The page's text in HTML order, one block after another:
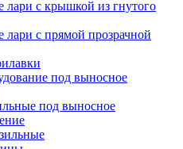
лари с крышкой из гнутого
с прямой прозрачной
под выносное
под выносное